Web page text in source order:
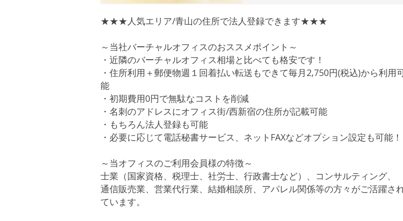
★★★人気エリア/青山の住所で法人登録できます★★★
～当社バーチャルオフィスのおススメポイント～
・近隣のバーチャルオフィス相場と比べても格安です！
・住所利用＋郵便物週１回着払い転送もできて毎月2,750円(税込)から利用
能
・初期費用0円で無駄なコストを削減
・名刺のアドレスにオフィス街/西新宿の住所が記載可能
・もちろん法人登録も可能
・必要に応じて電話秘書サービス、ネットFAXなどオプション設定も可能！
～当オフィスのご利用会員様の特徴～
士業（国家資格、税理士、社労士、行政書士など）、コンサルティング、
通信販売業、営業代行業、結婚相談所、アパレル関係等の方々がご活躍さ
ています。